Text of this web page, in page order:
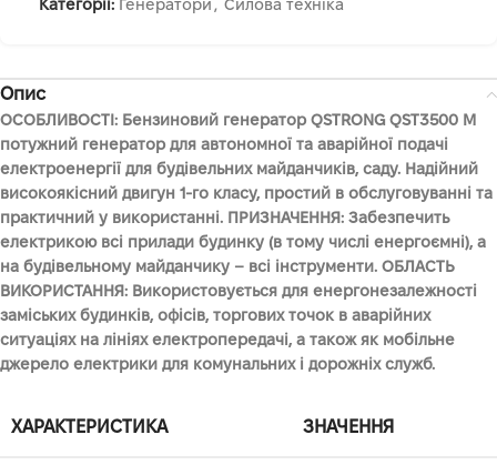
Категорії: Генератори , Силова техніка
Опис
ОСОБЛИВОСТІ: Бензиновий генератор QSTRONG QST3500 M
потужний генератор для автономної та аварійної подачі
електроенергії для будівельних майданчиків, саду. Надійний
високоякісний двигун 1-го класу, простий в обслуговуванні та
практичний у використанні. ПРИЗНАЧЕННЯ: Забезпечить
електрикою всі прилади будинку (в тому числі енергоємні), а
на будівельному майданчику – всі інструменти. ОБЛАСТЬ
ВИКОРИСТАННЯ: Використовується для енергонезалежності
заміських будинків, офісів, торгових точок в аварійних
ситуаціях на лініях електропередачі, а також як мобільне
джерело електрики для комунальних і дорожніх служб.
ХАРАКТЕРИСТИКА ЗНАЧЕННЯ